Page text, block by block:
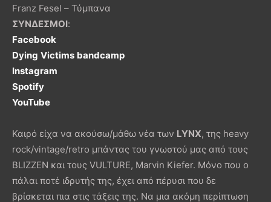
Franz Fesel – Τύμπανα
ΣΥΝΔΕΣΜΟΙ:
Facebook
Dying Victims bandcamp
Instagram
Spotify
YouTube
Καιρό είχα να ακούσω/μάθω νέα των LYNX, της heavy
rock/vintage/retro μπάντας του γνωστού μας από τους
BLIZZEN και τους VULTURE, Marvin Kiefer. Μόνο που ο
πάλαι ποτέ ιδρυτής της, έχει από πέρυσι που δε
βρίσκεται πια στις τάξεις της. Να μια ακόμη περίπτωση